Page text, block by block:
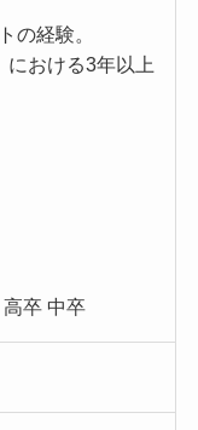
の経験。
における3年以上
卒 中卒